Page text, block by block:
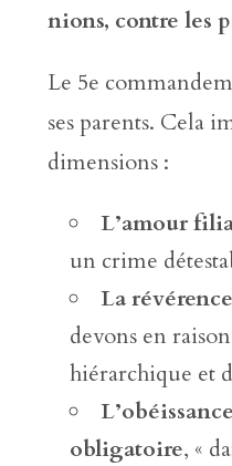
nions, contre les
Le 5e
ses parents. Cela
dimensions :
L’amour
un crime
La révérence
devons en
hiérarchique et
obligatoire, «